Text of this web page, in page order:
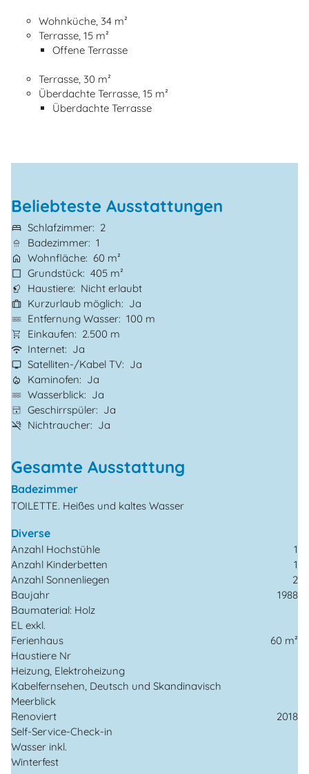
Wohnküche, 34 m²
Terrasse, 15 m²
Offene Terrasse
Terrasse, 30 m²
Überdachte Terrasse, 15 m²
Überdachte Terrasse
Beliebteste Ausstattungen
Schlafzimmer
2
Badezimmer 1
Wohnfläche
60 m²
Grundstück
405 m²
Haustiere
Nicht erlaubt
Kurzurlaub möglich
Ja
Entfernung Wasser 100 m
Einkaufen
2.500 m
Internet
Ja
Satelliten-/Kabel TV
Ja
Kaminofen
Ja
Wasserblick
Ja
Geschirrspüler
Ja
Nichtraucher
Ja
Gesamte Ausstattung
Badezimmer
TOILETTE. Heißes und kaltes Wasser
Diverse
Anzahl Hochstühle
1
Anzahl Kinderbetten
1
Anzahl Sonnenliegen
2
Baujahr
1988
Baumaterial: Holz
EL exkl.
Ferienhaus
60 m²
Haustiere Nr
Heizung, Elektroheizung
Kabelfernsehen, Deutsch und Skandinavisch
Meerblick
Renoviert
2018
Self-Service-Check-in
Wasser inkl.
Winterfest